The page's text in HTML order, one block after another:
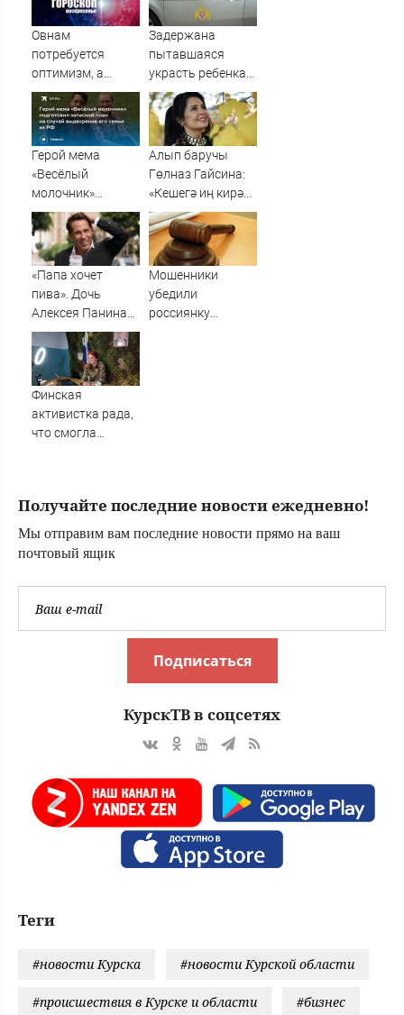
Овнам
потребуется
оптимизм, а
Водолеям –
настойчивость:
гороскоп на
воскресенье, 9
августа
Задержана
пытавшаяся
украсть ребенка
россиянка
Герой мема
«Весёлый
молочник»
подготовил
запасной план на
случай
выдворения его
семьи из РФ
Алып баручы
Гөлназ Гайсина:
«Кешегә иң кирәк
әйбер - җылы сүз»
«Папа хочет
пива». Дочь
Алексея Панина*
поставила отцу
печальный
диагноз
Мошенники
убедили
россиянку
Финская
активистка рада,
что смогла
на Вести.ru
Получайте последние новости ежедневно!
Мы отправим вам последние новости прямо на ваш
почтовый ящик
Подписаться
КурскТВ в соцсетях
Теги
#новости Курска #новости Курской области
#происшествия в Курске и области #бизнес